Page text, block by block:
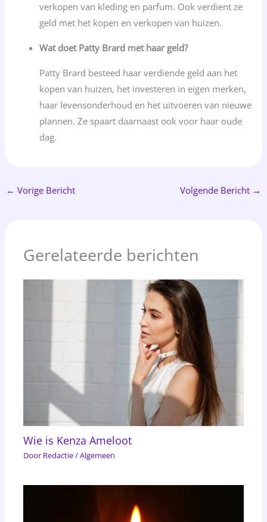
verkopen van kleding en parfum. Ook verdient ze
geld met het kopen en verkopen van huizen.
Wat doet Patty Brard met haar geld?
Patty Brard besteed haar verdiende geld aan het
kopen van huizen, het investeren in eigen merken,
haar levensonderhoud en het uitvoeren van nieuwe
plannen. Ze spaart daarnaast ook voor haar oude
dag.
← Vorige Bericht Volgende Bericht →
Gerelateerde berichten
Wie is Kenza Ameloot
Door Redactie/Algemeen